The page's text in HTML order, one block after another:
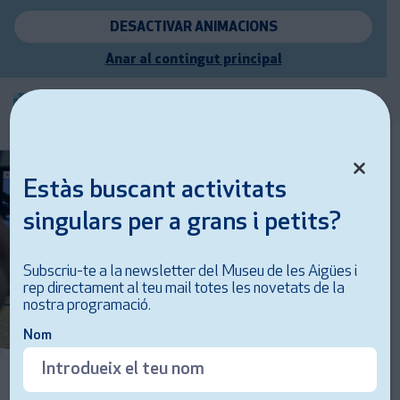
Anar al contingut principal
DESACTIVAR ANIMACIONS
Estàs buscant activitats
singulars per a grans i petits?
Subscriu-te a la newsletter del Museu de les Aigües i
rep directament al teu mail totes les novetats de la
nostra programació.
Nom